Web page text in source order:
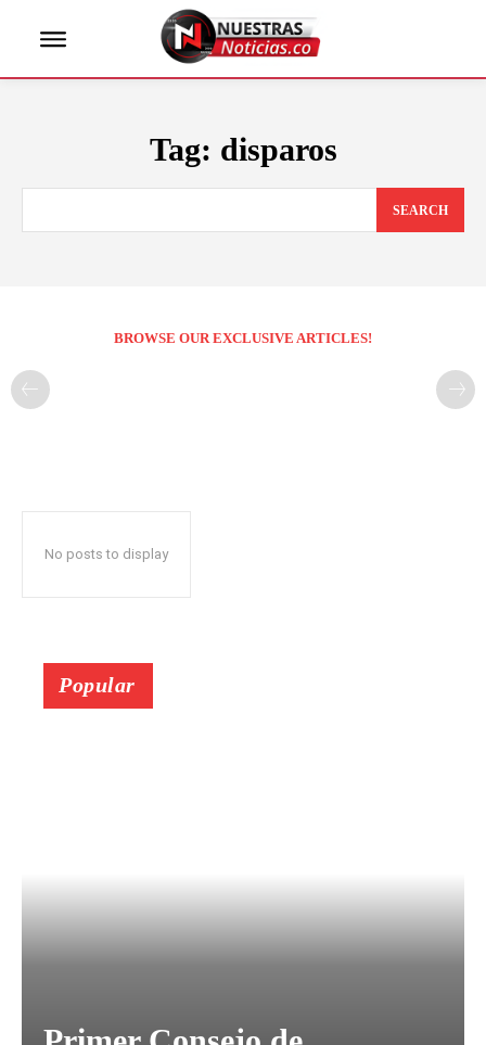
Tag: disparos
SEARCH
BROWSE OUR EXCLUSIVE ARTICLES!
No posts to display
Popular